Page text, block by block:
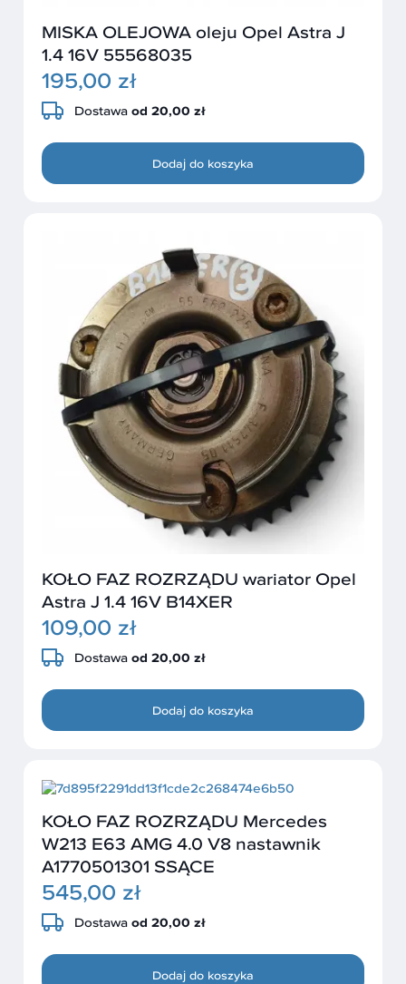
MISKA OLEJOWA oleju Opel Astra J
1.4 16V 55568035
195,00 zł
Dostawa od 20,00 zł
Dodaj do koszyka
KOŁO FAZ ROZRZĄDU wariator Opel
Astra J 1.4 16V B14XER
109,00 zł
Dostawa od 20,00 zł
Dodaj do koszyka
KOŁO FAZ ROZRZĄDU Mercedes
W213 E63 AMG 4.0 V8 nastawnik
A1770501301 SSĄCE
545,00 zł
Dostawa od 20,00 zł
Dodaj do koszyka